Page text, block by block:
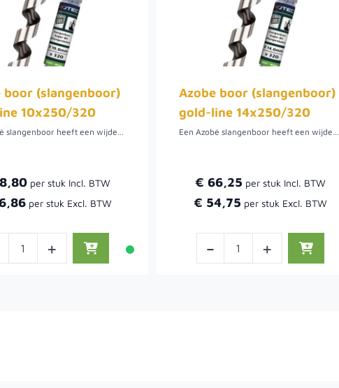
boor (slangenboor)
10x250/320
Een Azobé slangenboor heeft een wijdere spiraal dan de gewone slangenboor. De boor heeft een speciale Titanium coating, dit betekend dat de boor een hoge hittebestendigheid heeft, maar ook een lange levensduur. De slangenboor heeft een zeskant aansluiting, dit zorgt voor een goede grip.
+
Azobe boor (slangenboor)
gold-line 14x250/320
Een Azobé slangenboor heeft een wijdere spiraal dan de gewone slangenboor. De boor heeft een speciale Titanium coating, dit betekend dat de boor een hoge hittebestendigheid heeft, maar ook een lange levensduur. De slangenboor heeft een zeskant aansluiting, dit zorgt voor een goede grip.
€ 66,25
€ 54,75
- +